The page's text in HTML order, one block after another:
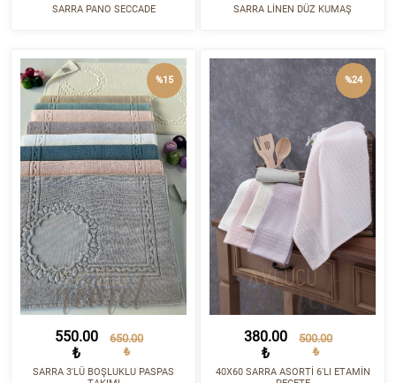
SARRA PANO SECCADE SARRA LİNEN DÜZ KUMAŞ
550.00
₺
650.00
₺
SARRA 3'LÜ BOŞLUKLU PASPAS
%15
380.00
₺
500.00
₺
40X60 SARRA ASORTİ 6'LI ETAMİN
%24